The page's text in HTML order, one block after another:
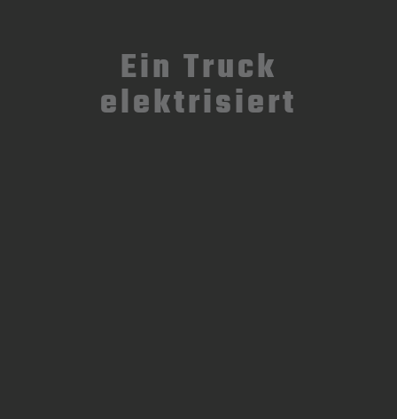
Ein Truck
elektrisiert